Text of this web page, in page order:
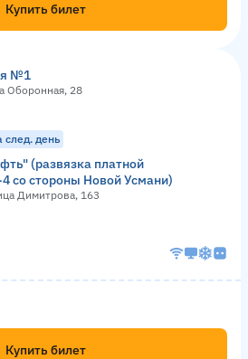
Купить билет
№1
Оборонная, 28
след. день
(развязка платной
со стороны Новой Усмани)
Димитрова, 163
Купить билет